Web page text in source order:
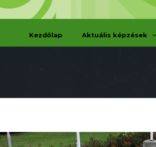
Kezdőlap Aktuális képzések